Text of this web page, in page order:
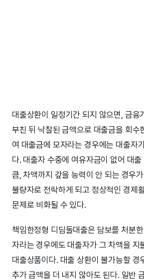
대출상환이 일정기간 되지 않으면, 금융
부친 뒤 낙찰된 금액으로 대출금을 회수
여 대출금에 모자라는 경우에는 대출자
다. 대출자 수중에 여유자금이 없어 대
큼, 차액까지 갚을 능력이 안 되는 경우
불량자로 전락하게 되고 정상적인 경제
문제로 비화될 수 있다.
책임한정형 디딤돌대출은 담보를 처분
자라는 경우에도 대출자가 그 차액을 지
대출상품이다. 대출 상환이 불가능할 경
추가 금액을 더 내지 않아도 된다. 일반